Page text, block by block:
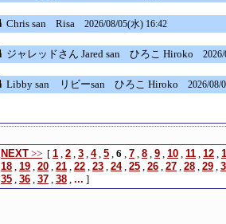
Chris sanRisa 2026/08/05(水) 16:42
ジャレッドさん Jared sanひろこ Hiroko
Libby san リビーsanひろこ Hiroko 2026/08/
NEXT >> [ 1 , 2 , 3 , 4, 5 , 6 , 7 , 8 , 9 , 10 , 11 , 12 ,
18 , 19 , 20 , 21 , 22 , 23 , 24, 25 , 26 , 27 , 28 , 29 ,
35 , 36 , 37 , 38 , ... ]